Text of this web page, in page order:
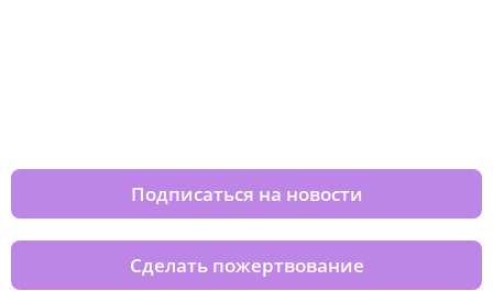
Подписаться на новости
Сделать пожертвование